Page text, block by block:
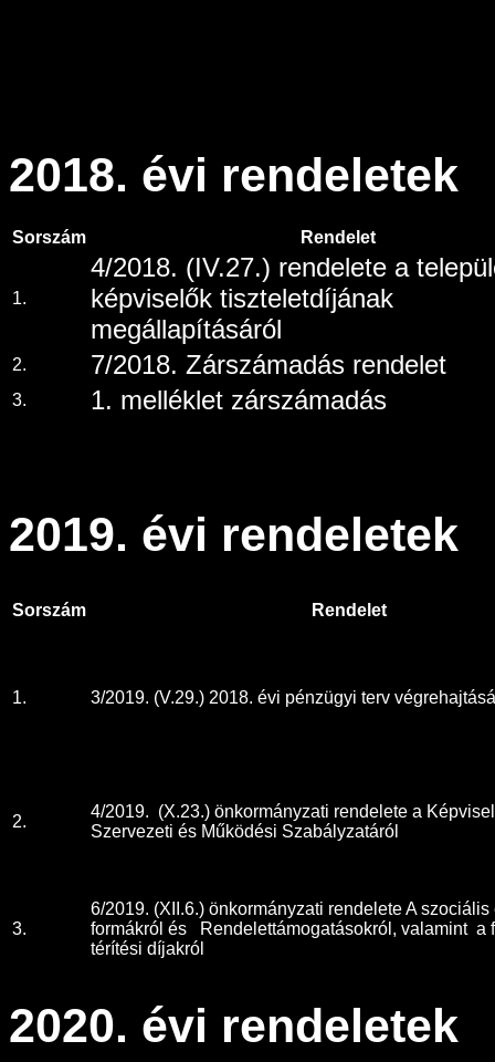
2018. évi rendeletek
Sorszám Rendelet
1.
4/2018. (IV.27.) rendelete a
képviselők tiszteletdíjának
megállapításáról
2. 7/2018. Zárszámadás rendelet
3. 1. melléklet zárszámadás
2019. évi rendeletek
Sorszám Rendelet
1. 3/2019. (V.29.) 2018. évi pénzügyi terv
2.
4/2019. (X.23.) önkormányzati rendelete a
Szervezeti és Működési Szabályzatáról
3.
6/2019. (XII.6.) önkormányzati rendelete A szociális
formákról és Rendelettámogatásokról, valamint a
térítési díjakról
2020. évi rendeletek